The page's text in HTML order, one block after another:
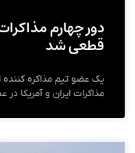
دور چهارم
قطعی شد
یک عضو تیم مذاکره کننده
مذاکرات ایران و‌ آمریکا